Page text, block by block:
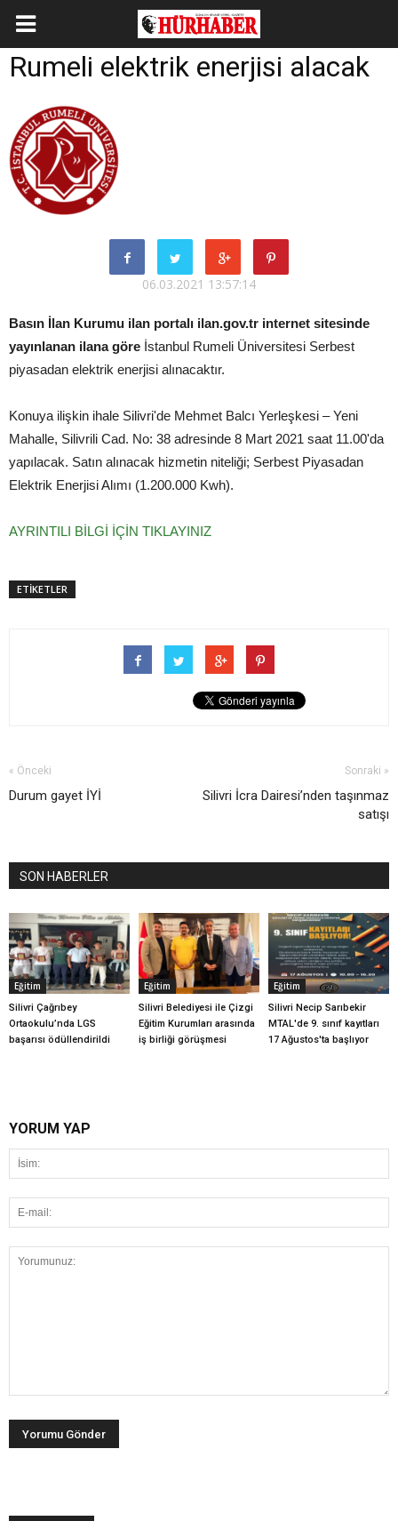
Rumeli elektrik enerjisi alacak
06.03.2021 13:57:14
Basın İlan Kurumu ilan portalı ilan.gov.tr internet sitesinde
yayınlanan ilana göre İstanbul Rumeli Üniversitesi Serbest
piyasadan elektrik enerjisi alınacaktır.
Konuya ilişkin ihale Silivri'de Mehmet Balcı Yerleşkesi – Yeni
Mahalle, Silivrili Cad. No: 38 adresinde 8 Mart 2021 saat 11.00'da
yapılacak. Satın alınacak hizmetin niteliği; Serbest Piyasadan
Elektrik Enerjisi Alımı (1.200.000 Kwh).
AYRINTILI BİLGİ İÇİN TIKLAYINIZ
ETİKETLER
« Önceki
Durum gayet İYİ
Sonraki »
Silivri İcra Dairesi’nden taşınmaz
satışı
SON HABERLER
Eğitim
Silivri Çağrıbey
Ortaokulu’nda LGS
başarısı ödüllendirildi
Eğitim
Silivri Belediyesi ile Çizgi
Eğitim Kurumları arasında
iş birliği görüşmesi
Eğitim
Silivri Necip Sarıbekir
MTAL'de 9. sınıf kayıtları
17 Ağustos'ta başlıyor
YORUM YAP